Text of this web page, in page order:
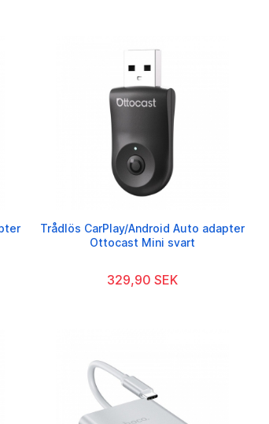
Trådlös CarPlay/Android Auto adapter
Ottocast Mini svart
329,90 SEK